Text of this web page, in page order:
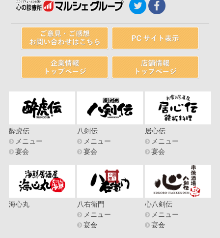
酔虎伝
メニュー
宴会
八剣伝
メニュー
宴会
居心伝
メニュー
宴会
海心丸
八右衛門
メニュー
宴会
心八剣伝
メニュー
宴会